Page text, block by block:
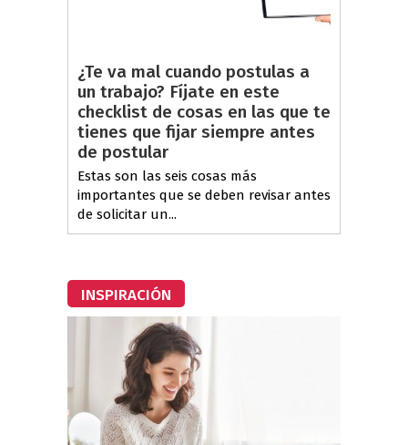
¿Te va mal cuando postulas a
un trabajo? Fíjate en este
checklist de cosas en las que te
tienes que fijar siempre antes
de postular
Estas son las seis cosas más
importantes que se deben revisar antes
de solicitar un...
INSPIRACIÓN